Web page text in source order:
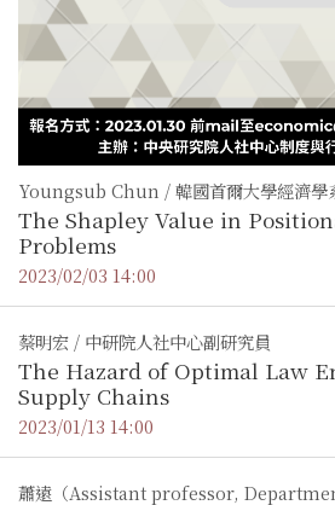
Youngsub Chun / 韓國首爾大學經濟學
The Shapley Value in
Problems
2023/02/03 14:00
蔡明宏 / 中研院人社中心副研究員
The Hazard of Optimal Law
Supply Chains
2023/01/13 14:00
蕭遠（Assistant professor,